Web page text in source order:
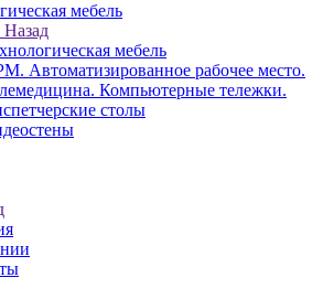
мебель
Назад
мебель
Автоматизированное рабочее место.
Компьютерные тележки.
столы